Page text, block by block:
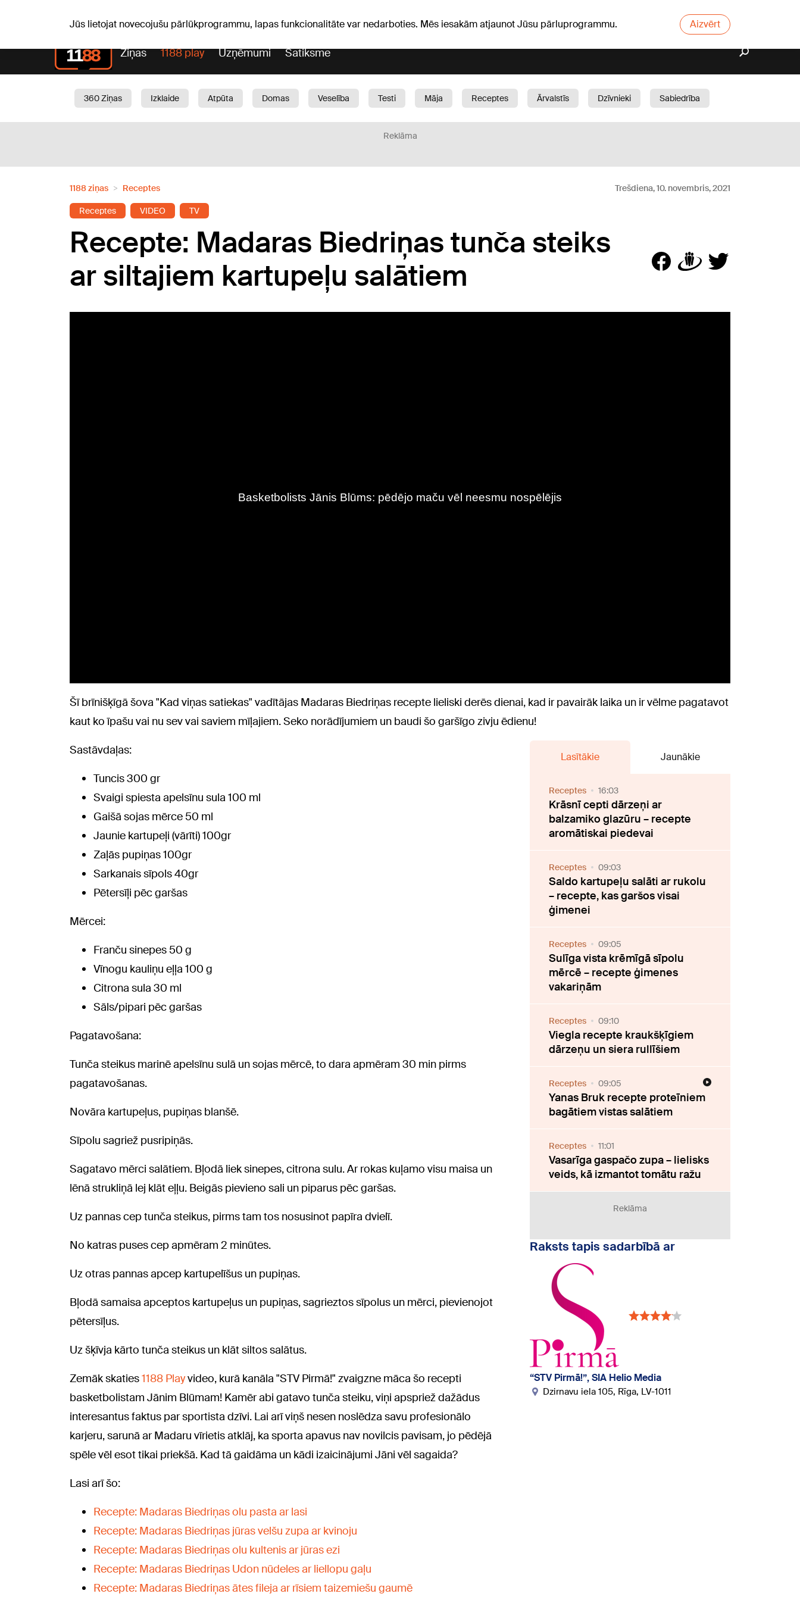
Jūs lietojat novecojušu pārlūkprogrammu, lapas funkcionalitāte var nedarboties. Mēs iesakām atjaunot Jūsu pārluprogrammu. Aizvērt
Ziņas 1188 play Uzņēmumi Satiksme
360 Ziņas Izklaide Atpūta Domas Veselība Testi Māja Receptes Ārvalstīs Dzīvnieki
Sabiedrība
Reklāma
1188 ziņas Receptes Trešdiena, 10. novembris, 2021
Receptes VIDEO TV
Recepte: Madaras Biedriņas tunča steiks
ar siltajiem kartupeļu salātiem
Šī brīnišķīgā šova "Kad viņas satiekas" vadītājas Madaras Biedriņas recepte lieliski derēs dienai, kad ir pavairāk laika un ir vēlme pagatavot
kaut ko īpašu vai nu sev vai saviem mīļajiem. Seko norādījumiem un baudi šo garšīgo zivju ēdienu!
Sastāvdaļas:
Tuncis 300 gr
Svaigi spiesta apelsīnu sula 100 ml
Gaišā sojas mērce 50 ml
Jaunie kartupeļi (vārīti) 100gr
Zaļās pupiņas 100gr
Sarkanais sīpols 40gr
Pētersīļi pēc garšas
Mērcei:
Franču sinepes 50 g
Vīnogu kauliņu eļļa 100 g
Citrona sula 30 ml
Sāls/pipari pēc garšas
Pagatavošana:
Tunča steikus marinē apelsīnu sulā un sojas mērcē, to dara apmēram 30 min pirms
pagatavošanas.
Novāra kartupeļus, pupiņas blanšē.
Sīpolu sagriež pusripiņās.
Sagatavo mērci salātiem. Bļodā liek sinepes, citrona sulu. Ar rokas kuļamo visu maisa un
lēnā strukliņā lej klāt eļļu. Beigās pievieno sali un piparus pēc garšas.
Uz pannas cep tunča steikus, pirms tam tos nosusinot papīra dvielī.
No katras puses cep apmēram 2 minūtes.
Uz otras pannas apcep kartupelīšus un pupiņas.
Bļodā samaisa apceptos kartupeļus un pupiņas, sagrieztos sīpolus un mērci, pievienojot
pētersīļus.
Uz šķīvja kārto tunča steikus un klāt siltos salātus.
Zemāk skaties1188 Playvideo, kurā kanāla "STV Pirmā!" zvaigzne māca šo recepti
basketbolistam Jānim Blūmam! Kamēr abi gatavo tunča steiku, viņi apspriež dažādus
interesantus faktus par sportista dzīvi. Lai arī viņš nesen noslēdza savu profesionālo
karjeru, sarunā ar Madaru vīrietis atklāj, ka sporta apavus nav novilcis pavisam, jo pēdējā
spēle vēl esot tikai priekšā. Kad tā gaidāma un kādi izaicinājumi Jāni vēl sagaida?
Lasi arī šo:
Recepte: Madaras Biedriņas olu pasta ar lasi
Recepte: Madaras Biedriņas jūras velšu zupa ar kvinoju
Recepte: Madaras Biedriņas olu kultenis ar jūras ezi
Recepte: Madaras Biedriņas Udon nūdeles ar liellopu gaļu
Recepte: Madaras Biedriņas ātes fileja ar rīsiem taizemiešu gaumē
Lasītākie Jaunākie
Receptes 16:03
Krāsnī cepti dārzeņi ar
balzamiko glazūru – recepte
aromātiskai piedevai
Receptes 09:03
Saldo kartupeļu salāti ar rukolu
– recepte, kas garšos visai
ģimenei
Receptes 09:05
Sulīga vista krēmīgā sīpolu
mērcē – recepte ģimenes
vakariņām
Receptes 09:10
Viegla recepte kraukšķīgiem
dārzeņu un siera rullīšiem
Receptes 09:05
Yanas Bruk recepte proteīniem
bagātiem vistas salātiem
Receptes 11:01
Vasarīga gaspačo zupa – lielisks
veids, kā izmantot tomātu ražu
Reklāma
Raksts tapis sadarbībā ar
“STV Pirmā!”, SIA Helio Media
Dzirnavu iela 105, Rīga, LV-1011